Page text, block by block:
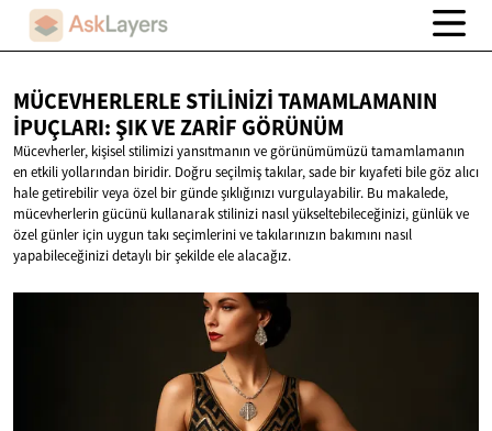
MÜCEVHERLERLE STILINIZI TAMAMLAMANIN
İPUÇLARI: ŞIK VEZARIF GÖRÜNÜM
Mücevherler, kişisel stilimizi yansıtmanın ve görünümümüzü tamamlamanın
en etkili yollarından biridir. Doğru seçilmiş takılar, sade bir kıyafeti bile göz alıcı
hale getirebilir veya özel bir günde şıklığınızı vurgulayabilir. Bu makalede,
mücevherlerin gücünü kullanarak stilinizi nasıl yükseltebileceğinizi, günlük ve
özel günler için uygun takı seçimlerini ve takılarınızın bakımını nasıl
yapabileceğinizi detaylı bir şekilde ele alacağız.